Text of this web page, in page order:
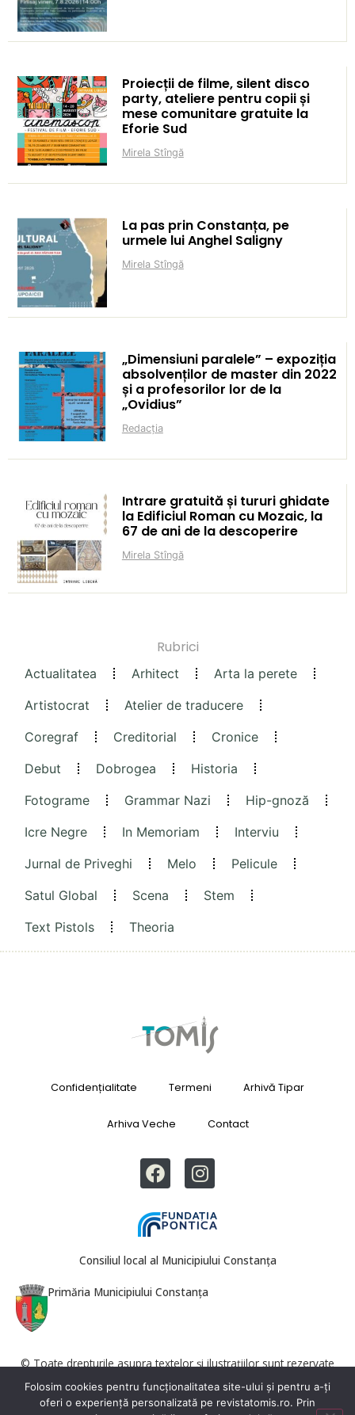
Proiecții de filme, silent disco
party, ateliere pentru copii și
mese comunitare gratuite la
Eforie Sud
Mirela Stîngă
La pas prin Constanța, pe
urmele lui Anghel Saligny
Mirela Stîngă
„Dimensiuni paralele” – expoziția
absolvenților de master din 2022
și a profesorilor lor de la
„Ovidius”
Redacția
Intrare gratuită și tururi ghidate
la Edificiul Roman cu Mozaic, la
67 de ani de la descoperire
Mirela Stîngă
Rubrici
Actualitatea Arhitect
Arta la perete
Artistocrat
Atelier de traducere
Coregraf
Creditorial
Cronice
Debut
Dobrogea
Historia
Fotograme
Grammar Nazi
Hip-gnoză
Icre Negre
In Memoriam
Interviu
Jurnal de Priveghi
Melo
Pelicule
Satul Global
Scena
Stem
Text Pistols
Theoria
Confidențialitate Termeni Arhivă Tipar
Arhiva Veche Contact
Consiliul local al Municipiului Constanța
Primăria Municipiului Constanța
© Toate drepturile asupra textelor și ilustrațiilor sunt rezervate
Revista Tomis. Reproducerea totală sau parțială este interzisă fără
acordul redacției.
Folosim cookies pentru funcționalitatea site-ului și pentru a-ți
oferi o experiență personalizată pe revistatomis.ro. Prin